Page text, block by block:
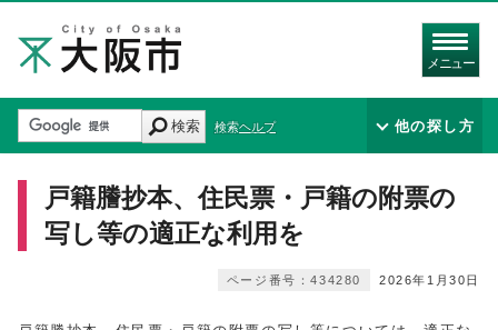
メニュー
検索 検索ヘルプ 他の探し方
戸籍謄抄本、住民票・戸籍の附票の
写し等の適正な利用を
2026年1月30日
ページ番号：434280